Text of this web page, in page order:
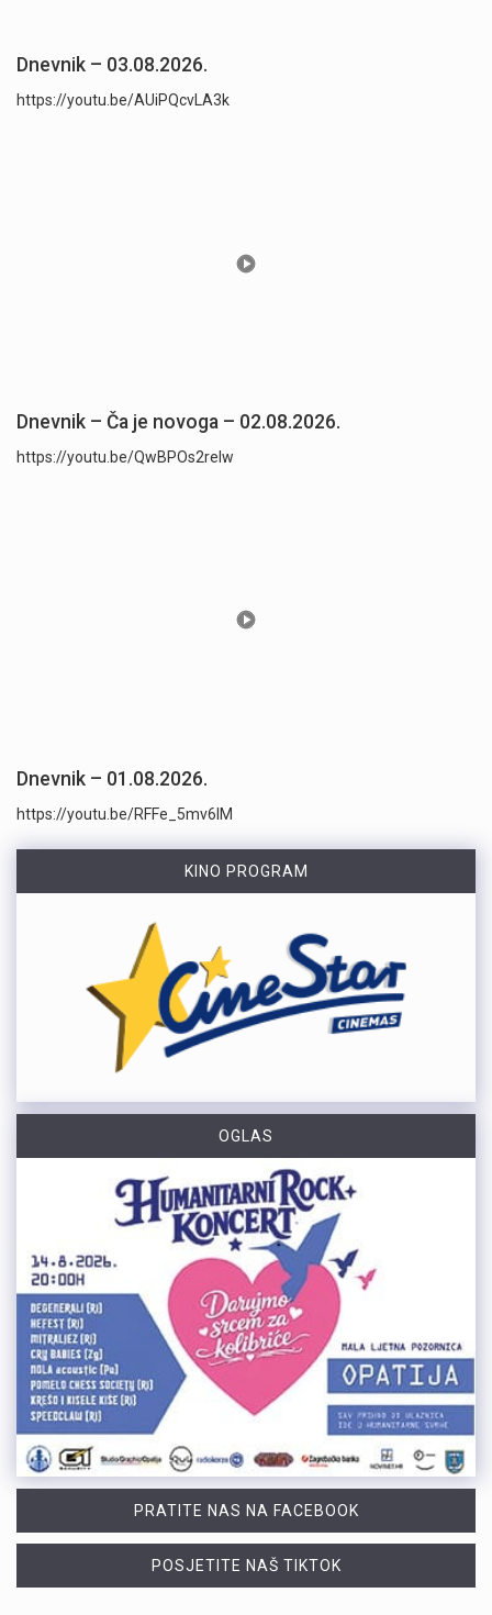
Dnevnik – 03.08.2026.
https://youtu.be/AUiPQcvLA3k
Dnevnik – Ča je novoga – 02.08.2026.
https://youtu.be/QwBPOs2reIw
Dnevnik – 01.08.2026.
https://youtu.be/RFFe_5mv6lM
KINO PROGRAM
OGLAS
PRATITE NAS NA FACEBOOK
POSJETITE NAŠ TIKTOK